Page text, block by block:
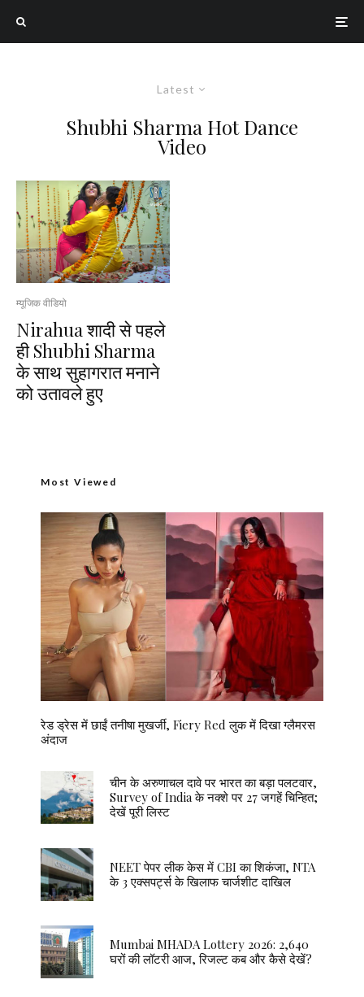
Latest
Shubhi Sharma Hot Dance
Video
म्यूजिक वीडियो
Nirahua शादी से पहले
ही Shubhi Sharma
के साथ सुहागरात मनाने
को उतावले हुए
Most Viewed
रेड ड्रेस में छाईं तनीषा मुखर्जी, Fiery Red लुक में दिखा ग्लैमरस
अंदाज
चीन के अरुणाचल दावे पर भारत का बड़ा पलटवार,
Survey of India के नक्शे पर 27 जगहें चिन्हित;
देखें पूरी लिस्ट
NEET पेपर लीक केस में CBI का शिकंजा, NTA
के 3 एक्सपर्ट्स के खिलाफ चार्जशीट दाखिल
Mumbai MHADA Lottery 2026: 2,640
घरों की लॉटरी आज, रिजल्ट कब और कैसे देखें?